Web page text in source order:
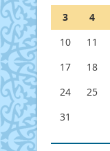
3
4
10
11
17
18
24
25
31